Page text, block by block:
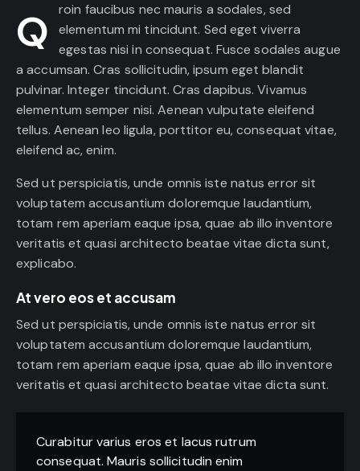
Q
roin faucibus nec mauris a sodales, sed
elementum mi tincidunt. Sed eget viverra
egestas nisi in consequat. Fusce sodales augue
a accumsan. Cras sollicitudin, ipsum eget blandit
pulvinar. Integer tincidunt. Cras dapibus. Vivamus
elementum semper nisi. Aenean vulputate eleifend
tellus. Aenean leo ligula, porttitor eu, consequat vitae,
eleifend ac, enim.
Sed ut perspiciatis, unde omnis iste natus error sit
voluptatem accusantium doloremque laudantium,
totam rem aperiam eaque ipsa, quae ab illo inventore
veritatis et quasi architecto beatae vitae dicta sunt,
explicabo.
At vero eos et accusam
Sed ut perspiciatis, unde omnis iste natus error sit
voluptatem accusantium doloremque laudantium,
totam rem aperiam eaque ipsa, quae ab illo inventore
veritatis et quasi architecto beatae vitae dicta sunt.
Curabitur varius eros et lacus rutrum
consequat. Mauris sollicitudin enim